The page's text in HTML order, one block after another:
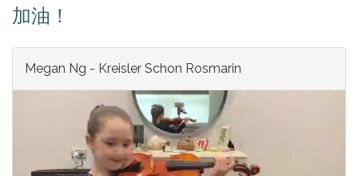
加油！
Megan Ng - Kreisler Schon Rosmarin